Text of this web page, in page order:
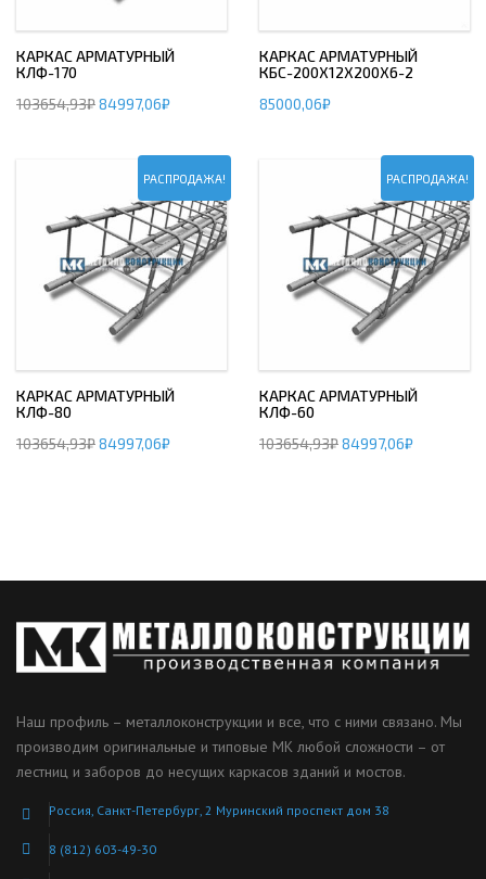
КАРКАС АРМАТУРНЫЙ
КЛФ-170
103654,93₽84997,06₽
КАРКАС АРМАТУРНЫЙ
КБС-200Х12Х200Х6-2
85000,06₽
РАСПРОДАЖА!
КАРКАС АРМАТУРНЫЙ
КЛФ-80
103654,93₽84997,06₽
РАСПРОДАЖА!
КАРКАС АРМАТУРНЫЙ
КЛФ-60
103654,93₽84997,06₽
Наш профиль – металлоконструкции и все, что с ними связано. Мы
производим оригинальные и типовые МК любой сложности – от
лестниц и заборов до несущих каркасов зданий и мостов.
Россия, Санкт-Петербург, 2 Муринский проспект дом 38
8 (812) 603-49-30